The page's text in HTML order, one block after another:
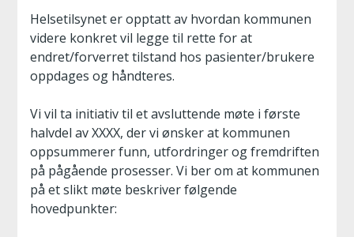
Helsetilsynet er opptatt av hvordan kommunen
videre konkret vil legge til rette for at
endret/forverret tilstand hos pasienter/brukere
oppdages og håndteres.
Vi vil ta initiativ til et avsluttende møte i første
halvdel av XXXX, der vi ønsker at kommunen
oppsummerer funn, utfordringer og fremdriften
på pågående prosesser. Vi ber om at kommunen
på et slikt møte beskriver følgende
hovedpunkter: